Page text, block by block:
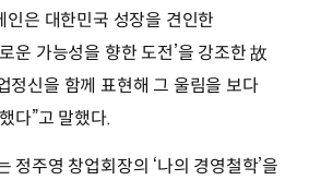
인은 대한민국 성장을 견인한
운 가능성을 향한 도전’을 강조한 故
정신을 함께 표현해 그 울림을 보다
다”고 말했다.
정주영 창업회장의 ‘나의 경영철학’을